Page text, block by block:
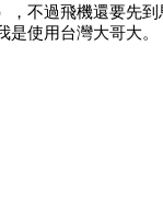
，不過飛機還要先
使用台灣大哥大。